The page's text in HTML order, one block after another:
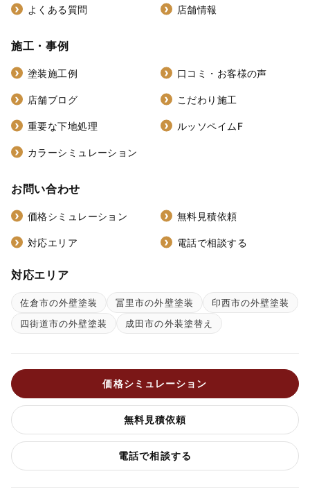
よくある質問 店舗情報
施工・事例
塗装施工例 口コミ・お客様の声
店舗ブログ こだわり施工
重要な下地処理 ルッソペイムF
カラーシミュレーション
お問い合わせ
価格シミュレーション 無料見積依頼
対応エリア 電話で相談する
対応エリア
佐倉市の外壁塗装 冨里市の外壁塗装
印西市の外壁塗装
四街道市の外壁塗装
成田市の外装塗替え
価格シミュレーション
無料見積依頼
電話で相談する